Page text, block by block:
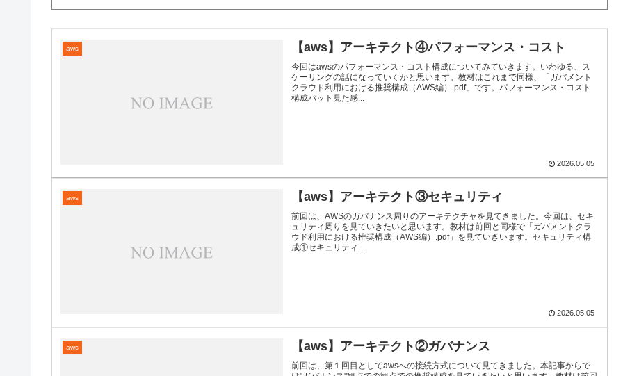
aws 【aws】アーキテクト④パフォーマンス・コスト
今回はawsのパフォーマンス・コスト構成についてみていきます。いわゆる、ス
ケーリングの話になっていくかと思います。教材はこれまで同様、「ガバメント
クラウド利用における推奨構成（AWS編）.pdf」です。パフォーマンス・コスト
構成パット見た感...
2026.05.05
aws 【aws】アーキテクト③セキュリティ
前回は、AWSのガバナンス周りのアーキテクチャを見てきました。今回は、セキ
ュリティ周りを見ていきたいと思います。教材は前回と同様で「ガバメントクラ
ウド利用における推奨構成（AWS編）.pdf」を見ていきいます。セキュリティ構
成①セキュリティ...
2026.05.05
aws 【aws】アーキテクト②ガバナンス
前回は、第１回目としてawsへの接続方式について見てきました。本記事からで